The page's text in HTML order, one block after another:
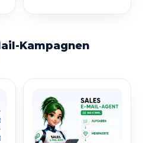
Kampagnen